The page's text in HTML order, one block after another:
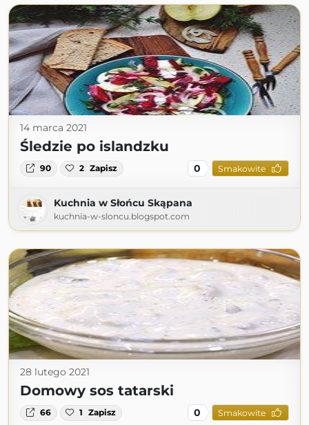
14 marca 2021
Śledzie po islandzku
90 2 Zapisz 0 Smakowite
Kuchnia w Słońcu Skąpana
kuchnia-w-sloncu.blogspot.com
28 lutego 2021
Domowy sos tatarski
66 1 Zapisz 0 Smakowite